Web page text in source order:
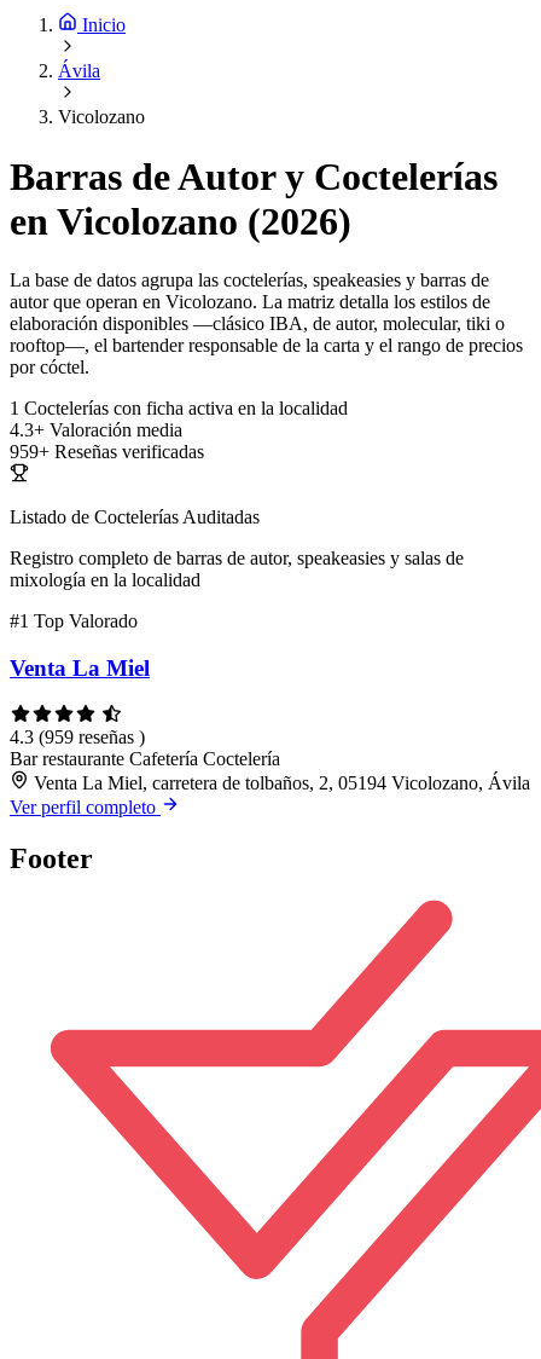
Inicio
Ávila
Vicolozano
Barras de Autor y Coctelerías
en Vicolozano (2026)
La base de datos agrupa las coctelerías, speakeasies y barras de
autor que operan en Vicolozano. La matriz detalla los estilos de
elaboración disponibles —clásico IBA, de autor, molecular, tiki o
rooftop—, el bartender responsable de la carta y el rango de precios
por cóctel.
1 Coctelerías con ficha activa en la localidad
4.3+ Valoración media
959+ Reseñas verificadas
Listado de Coctelerías Auditadas
Registro completo de barras de autor, speakeasies y salas de
mixología en la localidad
#1 Top Valorado
Venta La Miel
4.3 (959 reseñas )
Bar restaurante Cafetería Coctelería
Venta La Miel, carretera de tolbaños, 2, 05194 Vicolozano, Ávila
Ver perfil completo
Footer